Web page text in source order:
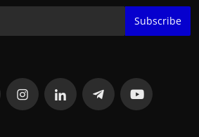
Subscribe